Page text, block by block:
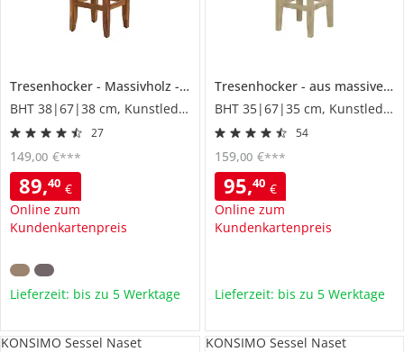
Tresenhocker Massivholz
Amarillo
BHT 38|67|38 cm, Kunstleder
27
89,40 €
Online zum
Kundenkartenpreis
149,00 €***
Lieferzeit: bis zu 5 Werktage
Tresenhocker
aus massivem Akazienholz
BHT 35|67|35 cm, Kunstleder
54
95,40 €
Online zum
Kundenkartenpreis
159,00 €***
Lieferzeit: bis zu 5 Werktage
KONSIMO Sessel Naset KONSIMO Sessel Naset